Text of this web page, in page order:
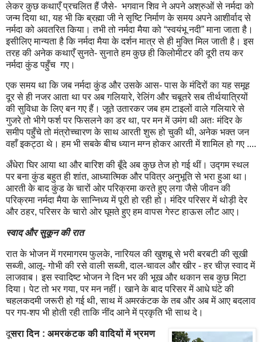
लेकर कुछ कथाएँ प्रचलित हैं जैसे- भगवान शिव ने अपने अश्रुओं से नर्मदा को
जन्म दिया था, यह भी कि ब्रह्मा जी ने सृष्टि निर्माण के समय अपने आशीर्वाद से
नर्मदा को अवतरित किया। तभी तो नर्मदा मैया को “स्वयंभू नदी” माना जाता है।
इसीलिए मान्यता है कि नर्मदा मैया के दर्शन मात्र से ही मुक्ति मिल जाती है। इस
तरह की अनेक कथाएँ सुनते- सुनाते हम कुछ ही किलोमीटर की दूरी तय कर
नर्मदा कुंड पहुँच गए।
एक समय था कि जब नर्मदा कुंड और उसके आस- पास के मंदिरों का यह समूह
दूर से ही नजर आता था पर अब गलियारे, रेलिंग और चबूतरे सब तीर्थयात्रियों
की सुविधा के लिए बन गए हैं। जूते उतारकर जब हम टाइलों वाले गलियारे से
गुजरे तो भीगे फर्श पर फिसलने का डर था, पर मन में उमंग थी अतः मंदिर के
समीप पहुँचे तो मंत्रोच्चारण के साथ आरती शुरू हो चुकी थी, अनेक भक्त जन
वहाँ इकट्ठा थे। हम भी सबके बीच ध्यान मग्न होकर आरती में शामिल हो गए ....
अँधेरा घिर आया था और बारिश की बूँदे अब कुछ तेज हो गई थीं। उद्गम स्थल
पर बना कुंड बहुत ही शांत, आध्यात्मिक और पवित्र अनुभूति से भरा हुआ था।
आरती के बाद कुंड के चारों ओर परिक्रमा करते हुए लगा जैसे जीवन की
परिक्रमा नर्मदा मैया के सान्निध्य में पूरी हो रही हो। मंदिर परिसर में थोड़ी देर
और ठहर, परिसर के चारो ओर घूमते हुए हम वापस गेस्ट हाऊस लौट आए।
स्वाद और सुकून की रात
रात के भोजन में गरमागरम फुलके, नारियल की खुशबू से भरी बरबटी की सूखी
सब्जी, आलू- गोभी की रसे वाली सब्जी, दाल-चावल और खीर - हर चीज़ स्वाद में
लाजवाब। इस स्वादिष्ट भोजन ने दिन भर की भूख और थकान सब कुछ मिटा
दिया। पेट तो भर गया, पर मन नहीं। खाने के बाद परिसर में आधे घंटे की
चहलकदमी जरूरी हो गई थी, साथ में अमरकंटक के तब और अब में आए बदलाव
पर गप-शप भी होती रही ताकि नींद आने में प्रकृति भी साथ दे।
दूसरा दिन : अमरकंटक की वादियों में भ्रमण